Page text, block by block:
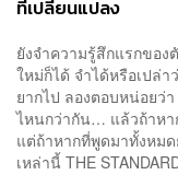
ที่เปลี่ยนแปลง
ยังจำความรู้สึกแรกขอ
ใหม่ก็ได้ จำได้หรือเปล่า
ยากไป ลองตอบหน่อยว่
ไหนกว่ากัน… แล้วถ้าหา
แต่ถ้าหากที่พูดมาทั้งหม
เหล่านี้ THE